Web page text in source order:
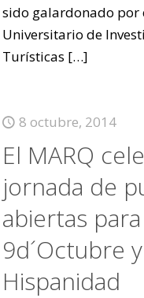
sido galardonado por
Universitario de
Turísticas […]
8 octubre, 2014
El MARQ
jornada de
abiertas
9d´Octubre
Hispanidad